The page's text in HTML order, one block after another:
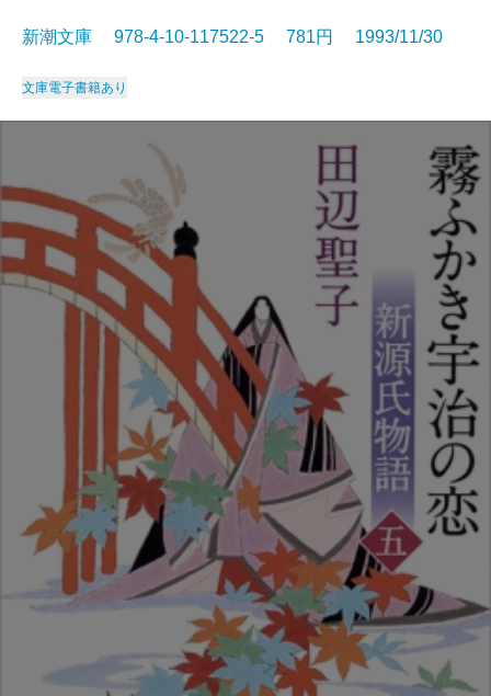
新潮文庫 978-4-10-117522-5 781円 1993/11/30
文庫電子書籍あり